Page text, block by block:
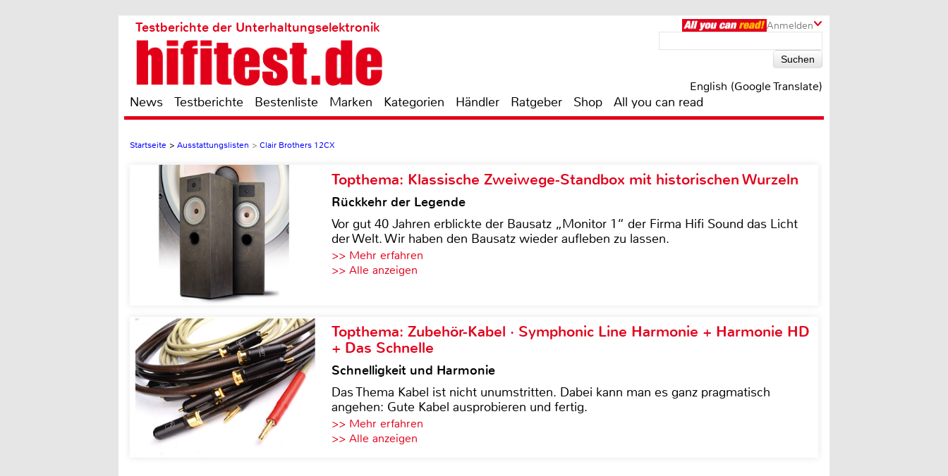
Anmelden
Testberichte der Unterhaltungselektronik
English (Google Translate)
News Testberichte Bestenliste Marken Kategorien Händler Ratgeber Shop All you can read
Startseite > Ausstattungslisten > Clair Brothers 12CX
Topthema: Klassische Zweiwege-Standbox mit historischen Wurzeln
Rückkehr der Legende
Vor gut 40 Jahren erblickte der Bausatz „Monitor 1“ der Firma Hifi Sound das Licht
der Welt. Wir haben den Bausatz wieder aufleben zu lassen.
>> Mehr erfahren
>> Alle anzeigen
Topthema: Zubehör-Kabel · Symphonic Line Harmonie + Harmonie HD
+ Das Schnelle
Schnelligkeit und Harmonie
Das Thema Kabel ist nicht unumstritten. Dabei kann man es ganz pragmatisch
angehen: Gute Kabel ausprobieren und fertig.
>> Mehr erfahren
>> Alle anzeigen